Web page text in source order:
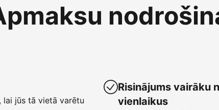
lai jūs tā vietā varētu
Risinājums vairāku
vienlaikus